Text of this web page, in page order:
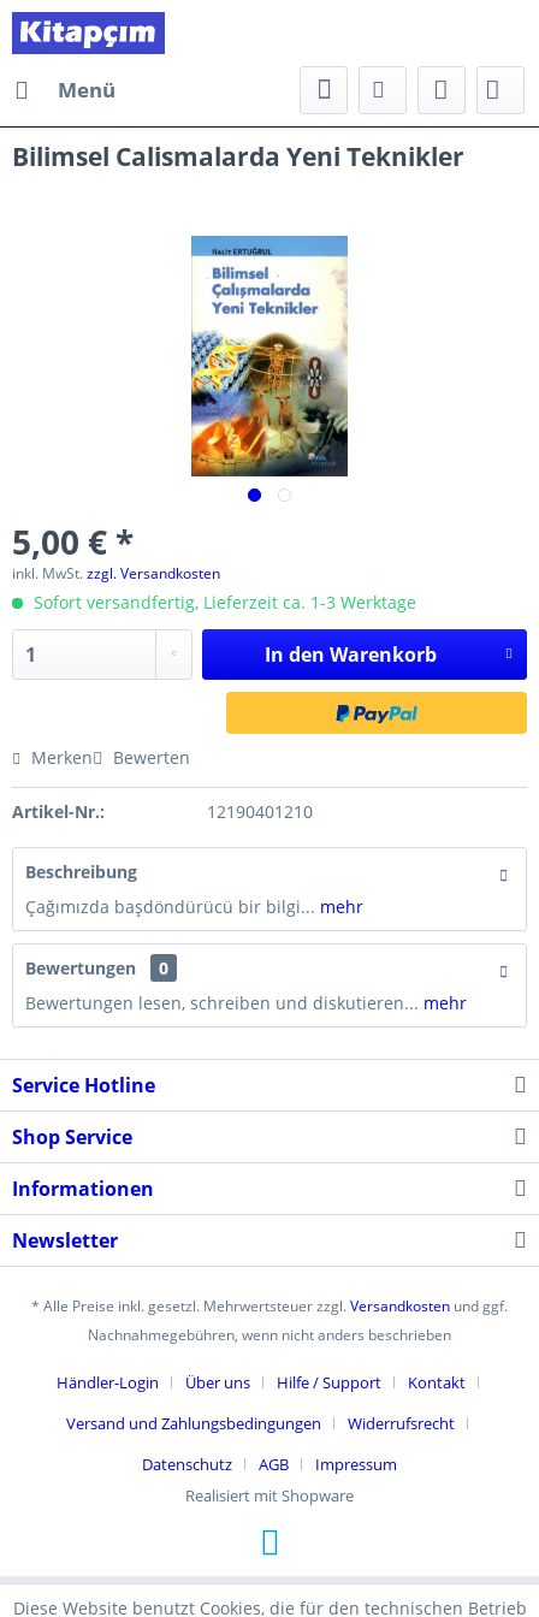
Menü
Bilimsel Calismalarda Yeni Teknikler
5,00 € *
inkl. MwSt.zzgl. Versandkosten
Sofort versandfertig, Lieferzeit ca. 1-3 Werktage
In den Warenkorb
Merken Bewerten
Artikel-Nr.: 12190401210
Beschreibung
Çağımızda başdöndürücü bir bilgi... mehr
Bewertungen
0
Bewertungen lesen, schreiben und diskutieren... mehr
Service Hotline
Shop Service
Informationen
Newsletter
* Alle Preise inkl. gesetzl. Mehrwertsteuer zzgl.Versandkosten und ggf.
Nachnahmegebühren, wenn nicht anders beschrieben
Händler-Login Über uns Hilfe / Support
Kontakt
Versand und Zahlungsbedingungen
Widerrufsrecht
Datenschutz
AGB
Impressum
Realisiert mit Shopware
Diese Website benutzt Cookies, die für den technischen Betrieb